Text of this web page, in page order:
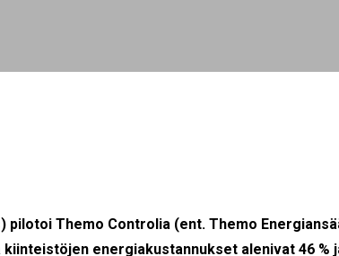
pilotoi Themo Controlia (ent. Themo
energiakustannukset alenivat 46 %